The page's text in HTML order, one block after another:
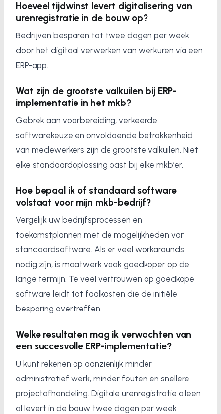
Hoeveel tijdwinst levert digitalisering van
urenregistratie in de bouw op?
Bedrijven besparen tot twee dagen per week
door het digitaal verwerken van werkuren via een
ERP-app.
Wat zijn de grootste valkuilen bij ERP-
implementatie in het mkb?
Gebrek aan voorbereiding, verkeerde
softwarekeuze en onvoldoende betrokkenheid
van medewerkers zijn de grootste valkuilen. Niet
elke standaardoplossing past bij elke mkb’er.
Hoe bepaal ik of standaard software
volstaat voor mijn mkb-bedrijf?
Vergelijk uw bedrijfsprocessen en
toekomstplannen met de mogelijkheden van
standaardsoftware. Als er veel workarounds
nodig zijn, is maatwerk vaak goedkoper op de
lange termijn. Te veel vertrouwen op goedkope
software leidt tot faalkosten die de initiële
besparing overtreffen.
Welke resultaten mag ik verwachten van
een succesvolle ERP-implementatie?
U kunt rekenen op aanzienlijk minder
administratief werk, minder fouten en snellere
projectafhandeling. Digitale urenregistratie alleen
al levert in de bouw twee dagen per week